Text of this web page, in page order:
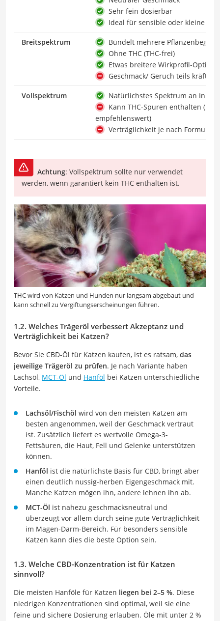
Sehr fein dosierbar
Ideal für sensible oder kleine
Breitspektrum
Bündelt mehrere
Ohne THC (THC-frei)
Etwas breitere Wirkprofil-Option
Geschmack/ Geruch teils kräftiger
Vollspektrum
Natürlichstes Spektrum an
Kann THC-Spuren enthalten (bei
empfehlenswert)
Verträglichkeit je nach
Achtung: Vollspektrum sollte nur verwendet
werden, wenn garantiert kein THC enthalten ist.
THC wird von Katzen und Hunden nur langsam abgebaut und
kann schnell zu Vergiftungserscheinungen führen.
1.2. Welches Trägeröl verbessert Akzeptanz und
Verträglichkeit bei Katzen?
Bevor Sie CBD-Öl für Katzen kaufen, ist es ratsam, das
jeweilige Trägeröl zu prüfen. Je nach Variante haben
Lachsöl, MCT-Öl und Hanföl bei Katzen unterschiedliche
Vorteile.
Lachsöl/Fischöl wird von den meisten Katzen am
besten angenommen, weil der Geschmack vertraut
ist. Zusätzlich liefert es wertvolle Omega-3-
Fettsäuren, die Haut, Fell und Gelenke unterstützen
können.
Hanföl ist die natürlichste Basis für CBD, bringt aber
einen deutlich nussig-herben Eigengeschmack mit.
Manche Katzen mögen ihn, andere lehnen ihn ab.
MCT-Öl ist nahezu geschmacksneutral und
überzeugt vor allem durch seine gute Verträglichkeit
im Magen-Darm-Bereich. Für besonders sensible
Katzen kann dies die beste Option sein.
1.3. Welche CBD-Konzentration ist für Katzen
sinnvoll?
Die meisten Hanföle für Katzen liegen bei 2–5 %. Diese
niedrigen Konzentrationen sind optimal, weil sie eine
feine und sichere Dosierung erlauben. Öle mit unter 2 %